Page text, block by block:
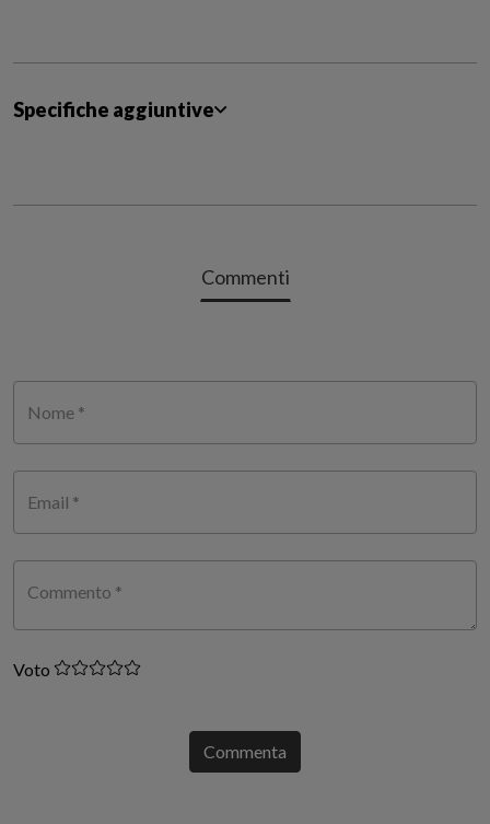
Specifiche aggiuntive
Commenti
Nome *
Email *
Commento *
Voto
Commenta